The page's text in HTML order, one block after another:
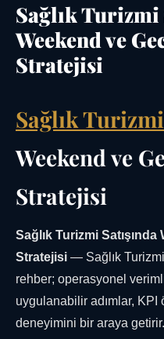
Sağlık Turizmi
Weekend ve
Stratejisi
Sağlık Turizmi
Weekend ve
Stratejisi
Sağlık Turizmi
Stratejisi — Sağlık
rehber; operasyonel
uygulanabilir adımlar, KPI
deneyimini bir araya getirir.